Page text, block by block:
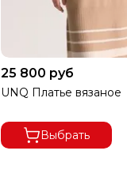
25 800 руб
UNQ Платье вязаное
Выбрать